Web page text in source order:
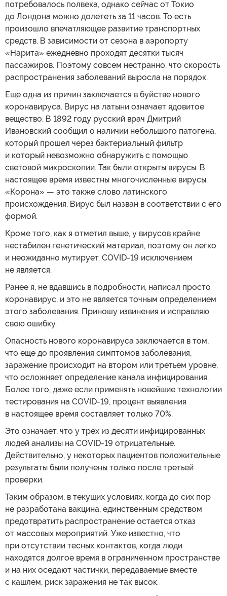
потребовалось полвека, однако сейчас от Токио
до Лондона можно долететь за 11 часов. То есть
произошло впечатляющее развитие транспортных
средств. В зависимости от сезона в аэропорту
«Нарита» ежедневно проходят десятки тысяч
пассажиров. Поэтому совсем нестранно, что скорость
распространения заболеваний выросла на порядок.
Еще одна из причин заключается в буйстве нового
коронавируса. Вирус на латыни означает ядовитое
вещество. В 1892 году русский врач Дмитрий
Ивановский сообщил о наличии небольшого патогена,
который прошел через бактериальный фильтр
и который невозможно обнаружить с помощью
световой микроскопии. Так были открыты вирусы. В
настоящее время известны многочисленные вирусы.
«Корона» — это также слово латинского
происхождения. Вирус был назван в соответствии с его
формой.
Кроме того, как я отметил выше, у вирусов крайне
нестабилен генетический материал, поэтому он легко
и неожиданно мутирует. COVID-19 исключением
не является.
Ранее я, не вдавшись в подробности, написал просто
коронавирус, и это не является точным определением
этого заболевания. Приношу извинения и исправляю
свою ошибку.
Опасность нового коронавируса заключается в том,
что еще до проявления симптомов заболевания,
заражение происходит на втором или третьем уровне,
что осложняет определение канала инфицирования.
Более того, даже если применять новейшие технологии
тестирования на COVID-19, процент выявления
в настоящее время составляет только 70%.
Это означает, что у трех из десяти инфицированных
людей анализы на COVID-19 отрицательные.
Действительно, у некоторых пациентов положительные
результаты были получены только после третьей
проверки.
Таким образом, в текущих условиях, когда до сих пор
не разработана вакцина, единственным средством
предотвратить распространение остается отказ
от массовых мероприятий. Уже известно, что
при отсутствии тесных контактов, когда люди
находятся долгое время в ограниченном пространстве
и на них оседают частички, передаваемые вместе
с кашлем, риск заражения не так высок.